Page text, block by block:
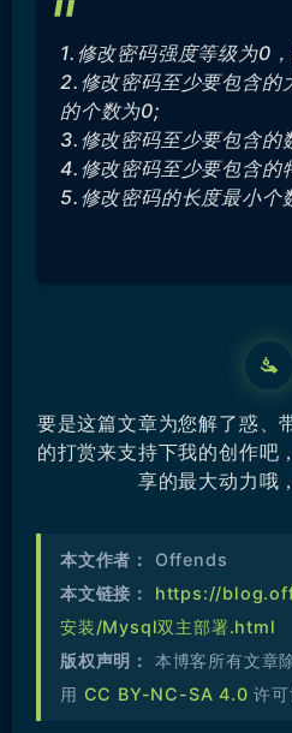
1.修改密码强度等级为0
2.修改密码至少要包含的
的个数为0;
3.修改密码至少要包含的
4.修改密码至少要包含的
5.修改密码的长度最小个
要是这篇文章为您解了惑、
的打赏来支持下我的创作吧
享的最大动力哦
本文作者：
Offends
本文链接：
https://
安装/Mysql双主部署.html
版权声明：
本博客所有文章
用 CC BY-NC-SA 4.0 许可